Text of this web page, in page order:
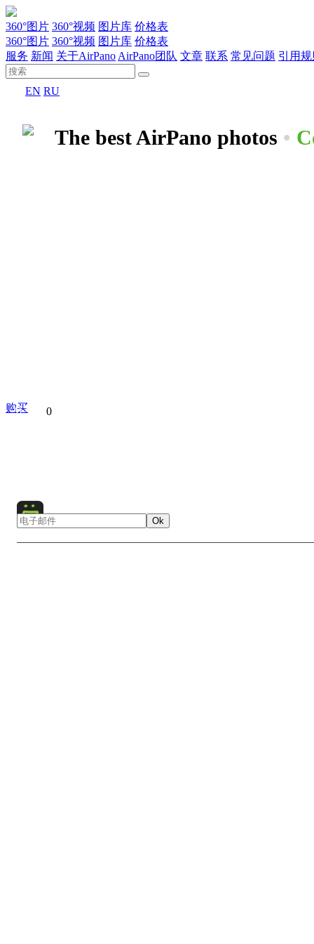
360°图片 360°视频 图片库 价格表
360°图片 360°视频 图片库 价格表
服务 新闻 关于AirPano AirPano团队 文章 联系 常见问题 引用
EN RU
The best AirPano photos •
分享到 0
购买
Ok